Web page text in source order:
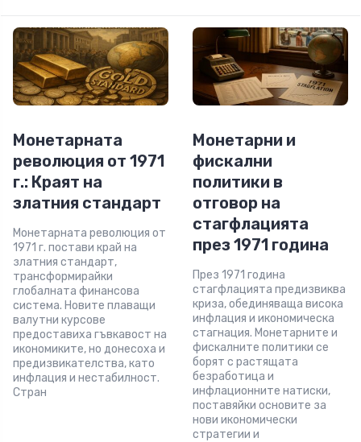
Монетарната
революция от 1971
г.: Краят на
златния стандарт
Монетарната революция от
1971 г. постави край на
златния стандарт,
трансформирайки
глобалната финансова
система. Новите плаващи
валутни курсове
предоставиха гъвкавост на
икономиките, но донесоха и
предизвикателства, като
инфлация и нестабилност.
Стран
Монетарни и
фискални
политики в
отговор на
стагфлацията
през 1971 година
През 1971 година
стагфлацията предизвиква
криза, обединяваща висока
инфлация и икономическа
стагнация. Монетарните и
фискалните политики се
борят с растящата
безработица и
инфлационните натиски,
поставяйки основите за
нови икономически
стратегии и